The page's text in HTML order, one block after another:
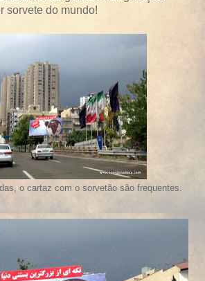
sorvete do mundo!
o cartaz com o sorvetão são frequentes.